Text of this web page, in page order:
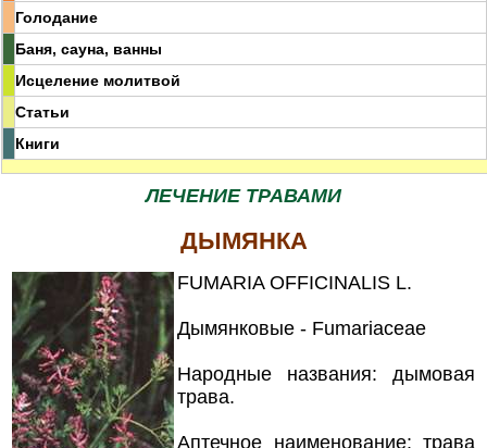
Голодание
Баня, сауна, ванны
Исцеление молитвой
Статьи
Книги
ЛЕЧЕНИЕ ТРАВАМИ
ДЫМЯНКА
FUMARIA OFFICINALIS L.
Дымянковые - Fumariaceae
Народные названия: дымовая
трава.
Аптечное наименование: трава